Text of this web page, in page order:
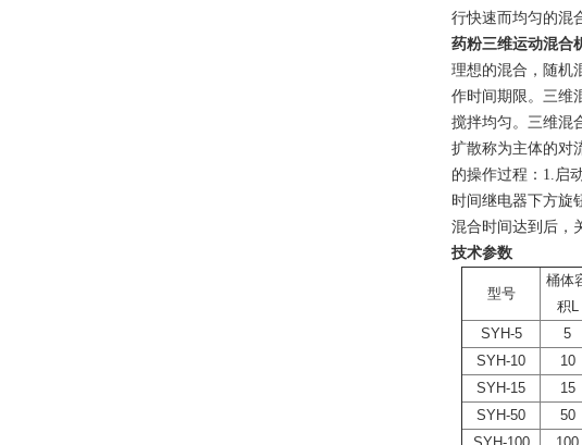
行快速而均匀的混
药粉三维运动混合
理想的混合，随机
作时间期限。三维
搅拌均匀。三维混
扩散称为主体的对
的操作过程：1.启
时间继电器下方旋
混合时间达到后，
技术参数
型号
桶体
积L
SYH-5
5
SYH-10
10
SYH-15
15
SYH-50
50